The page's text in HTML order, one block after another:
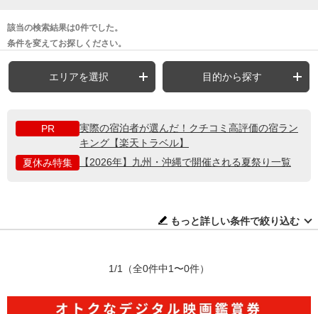
該当の検索結果は0件でした。
条件を変えてお探しください。
エリアを選択 目的から探す
PR
実際の宿泊者が選んだ！クチコミ高評価の宿ラン
キング【楽天トラベル】
夏休み特集
【2026年】九州・沖縄で開催される夏祭り一覧
もっと詳しい条件で絞り込む
1/1 （全0件中1〜0件）